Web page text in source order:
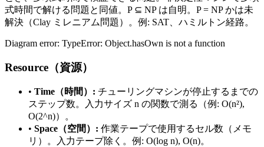
式時間で解ける問題と同値。P ⊆ NP は自明。P = NP かは未
解決（Clay ミレニアム問題）。例: SAT、ハミルトン経路。
Diagram error: TypeError: Object.hasOwn is not a function
Resource（資源）
• Time（時間）: チューリングマシンが停止するまでの
ステップ数。入力サイズ n の関数で測る（例: O(n²),
O(2^n)）。
• Space（空間）: 作業テープで使用するセル数（メモ
リ）。入力テープ除く。例: O(log n), O(n)。